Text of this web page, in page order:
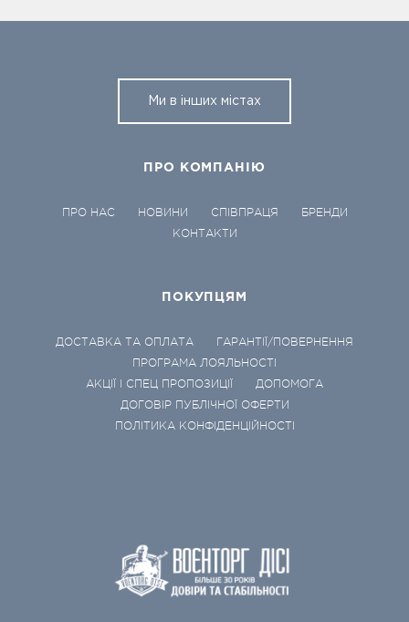
Ми в інших містах
ПРО КОМПАНІЮ
ПРО НАС НОВИНИ СПІВПРАЦЯ
БРЕНДИ
КОНТАКТИ
ПОКУПЦЯМ
ДОСТАВКА ТА ОПЛАТА
ГАРАНТІЇ/ПОВЕРНЕННЯ
ПРОГРАМА ЛОЯЛЬНОСТІ
АКЦІЇ І СПЕЦ ПРОПОЗИЦІЇ
ДОПОМОГА
ДОГОВІР ПУБЛІЧНОЇ ОФЕРТИ
ПОЛІТИКА КОНФІДЕНЦІЙНОСТІ